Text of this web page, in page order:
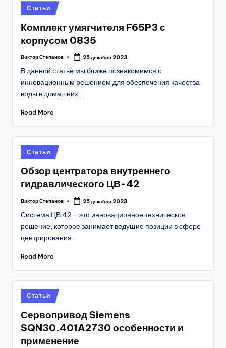
Posted
in
Статьи
Комплект умягчителя F65P3 с
корпусом 0835
Posted
Виктор Степанов 25 декабря 2023
В данной статье мы ближе познакомимся с
инновационным решением для обеспечения качества
воды в домашних…
Read More
Posted
in
Статьи
Обзор центратора внутреннего
гидравлического ЦВ-42
Posted
Виктор Степанов 25 декабря 2023
Система ЦВ 42 - это инновационное техническое
решение, которое занимает ведущие позиции в сфере
центрирования…
Read More
Posted
in
Статьи
Сервопривод Siemens
SQN30.401A2730 особенности и
применение